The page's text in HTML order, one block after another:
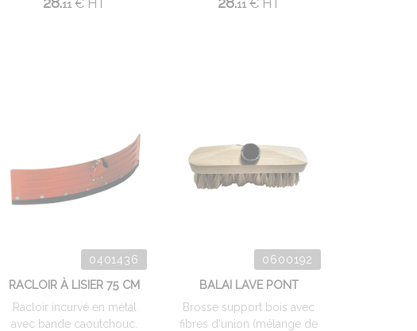
11 € HT 11 €HT
0401436
RACLOIR À LISIER 75 CM
Racloir incurvé en métal
avec bande caoutchouc.
0600192
BALAI LAVE PONT
Brosse support bois avec
fibres d'union (mélange de